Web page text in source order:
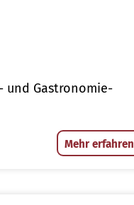
und Gastronomie-
Mehr erfahren